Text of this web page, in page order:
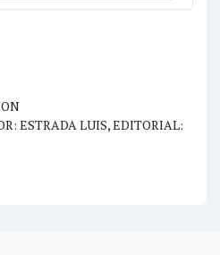
ESTRADA LUIS,EDITORIAL: